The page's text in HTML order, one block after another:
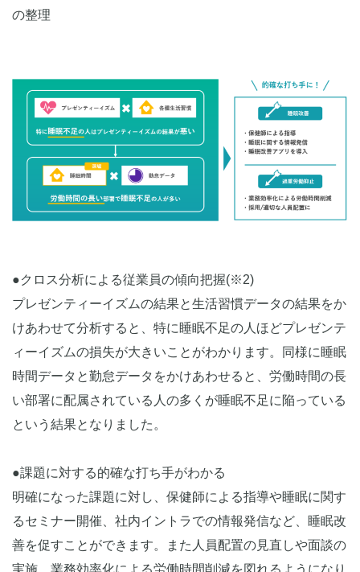
の整理
●クロス分析による従業員の傾向把握(※2)
プレゼンティーイズムの結果と生活習慣データの結果をか
けあわせて分析すると、特に睡眠不足の人ほどプレゼンテ
ィーイズムの損失が大きいことがわかります。同様に睡眠
時間データと勤怠データをかけあわせると、労働時間の長
い部署に配属されている人の多くが睡眠不足に陥っている
という結果となりました。
●課題に対する的確な打ち手がわかる
明確になった課題に対し、保健師による指導や睡眠に関す
るセミナー開催、社内イントラでの情報発信など、睡眠改
善を促すことができます。また人員配置の見直しや面談の